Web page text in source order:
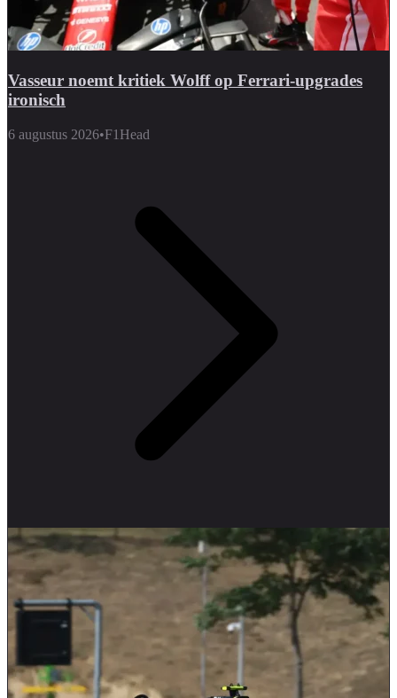
Vasseur noemt kritiek Wolff op Ferrari-upgrades
ironisch
6 augustus 2026•F1Head